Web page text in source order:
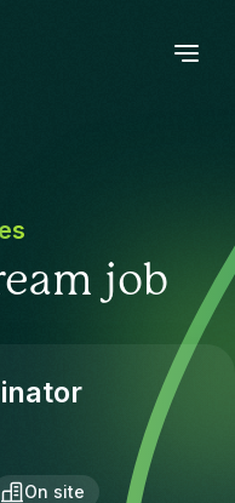
job
On site